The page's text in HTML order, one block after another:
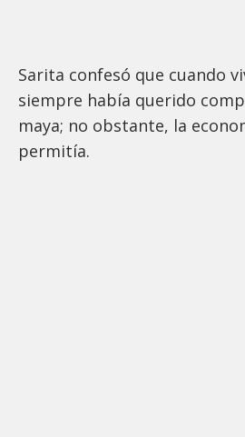
Sarita confesó que cuando
siempre había querido
maya; no obstante, la
permitía.